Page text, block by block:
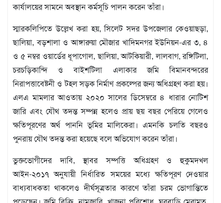
স্বাস্থ্য
পর্যটন
লাইফস্টাইল
ফটো
প্রবাস
শিক্ষা
সংস্কৃতি
ধর্ম
গনমাধ্যম
বিজ্ঞপ্তি
চাকুরী
আবহাওয়া
কার্যালয়ের সামনে অবস্থান কর্মসূচি পালন করেন তাঁরা।
স্মারকলিপিতে উল্লেখ করা হয়, সিলেট সদর উপজেলার কেওয়াছড়া,
ছালিয়া, বড়শালা ও আঙ্গারুয়া মৌজার খাদিমনগর ইউনিয়ন-এর ৩, ৪
ও ৫ নম্বর ওয়ার্ডের ধূপাগোল, ছালিয়া, আটকিয়ারী, লালবাগ, রঙ্গিটিলা,
চরচড়িকান্দি ও বাইশটিলা এলাকার জমি বিমানবন্দরের
নিরাপত্তাবেষ্টনী ও টহল সড়ক নির্মাণ প্রকল্পের জন্য অধিগ্রহণ করা হয়।
এলএ মামলার আওতায় ২০২০ সালের ডিসেম্বরে ৪ ধারার নোটিশ
জারি এবং যৌথ তদন্ত সম্পন্ন হলেও প্রায় ছয় বছর পেরিয়ে গেলেও
ক্ষতিপূরণের অর্থ পাননি ভূমির মালিকেরা। এমনকি চলতি বছরও
পুনরায় যৌথ তদন্ত করা হয়েছে বলে অভিযোগ করেন তাঁরা।
ভুক্তভোগীদের দাবি, স্থাবর সম্পত্তি অধিগ্রহণ ও হুকুমদখল
আইন-২০১৭ অনুযায়ী নির্ধারিত সময়ের মধ্যে ক্ষতিপূরণ দেওয়ার
বাধ্যবাধকতা থাকলেও দীর্ঘসূত্রতার কারণে তাঁরা চরম ভোগান্তিতে